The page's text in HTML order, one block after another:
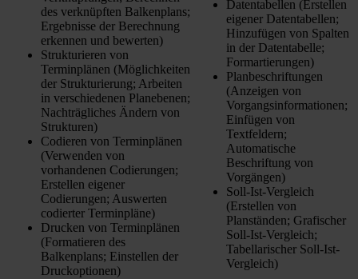
des verknüpften Balkenplans;
Ergebnisse der Berechnung
erkennen und bewerten)
Strukturieren von
Terminplänen (Möglichkeiten
der Strukturierung; Arbeiten
in verschiedenen Planebenen;
Nachträgliches Ändern von
Strukturen)
Codieren von Terminplänen
(Verwenden von
vorhandenen Codierungen;
Erstellen eigener
Codierungen; Auswerten
codierter Terminpläne)
Drucken von Terminplänen
(Formatieren des
Balkenplans; Einstellen der
Druckoptionen)
Datentabellen (Erstellen
eigener Datentabellen;
Hinzufügen von Spalten
in der Datentabelle;
Formartierungen)
Planbeschriftungen
(Anzeigen von
Vorgangsinformationen;
Einfügen von
Textfeldern;
Automatische
Beschriftung von
Vorgängen)
Soll-Ist-Vergleich
(Erstellen von
Planständen; Grafischer
Soll-Ist-Vergleich;
Tabellarischer Soll-Ist-
Vergleich)